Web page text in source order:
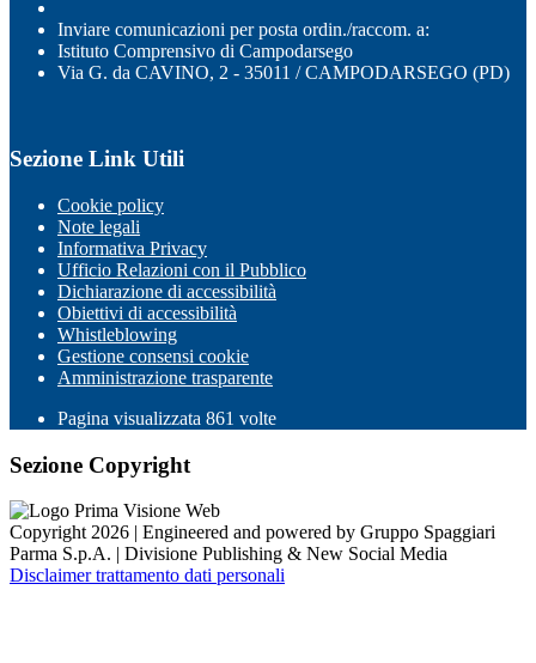
Inviare comunicazioni per posta ordin./raccom. a:
Istituto Comprensivo di Campodarsego
Via G. da CAVINO, 2 - 35011 / CAMPODARSEGO (PD)
Sezione Link Utili
Cookie policy
Note legali
Informativa Privacy
Ufficio Relazioni con il Pubblico
Dichiarazione di accessibilità
Obiettivi di accessibilità
Whistleblowing
Gestione consensi cookie
Amministrazione trasparente
Pagina visualizzata 861 volte
Sezione Copyright
Copyright 2026 | Engineered and powered by Gruppo Spaggiari
Parma S.p.A. | Divisione Publishing & New Social Media
Disclaimer trattamento dati personali